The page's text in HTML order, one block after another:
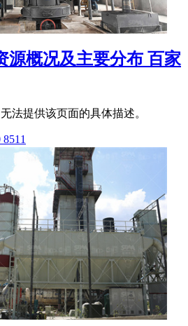
源概况及主要分布 百家
法提供该页面的具体描述。